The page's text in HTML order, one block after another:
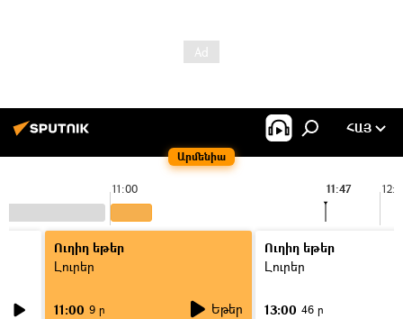
Արմենիա
ՀԱՅ
11:00 11:47
Ուղիղ եթեր
Լուրեր
11:00 9 ր Եթեր
Ուղիղ եթեր
Լուրեր
13:00 46 ր